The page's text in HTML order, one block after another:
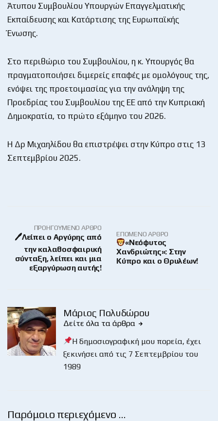
Άτυπου Συμβουλίου Υπουργών Επαγγελματικής
Εκπαίδευσης και Κατάρτισης της Ευρωπαϊκής
Ένωσης.
Στο περιθώριο του Συμβουλίου, η κ. Υπουργός θα
πραγματοποιήσει διμερείς επαφές με ομολόγους της,
ενόψει της προετοιμασίας για την ανάληψη της
Προεδρίας του Συμβουλίου της ΕΕ από την Κυπριακή
Δημοκρατία, το πρώτο εξάμηνο του 2026.
Η Δρ Μιχαηλίδου θα επιστρέψει στην Κύπρο στις 13
Σεπτεμβρίου 2025.
ΠΡΟΗΓΟΎΜΕΝΟ ΆΡΘΡΟ
🖊Λείπει ο Αργύρης από
την καλαθοσφαιρική
σύνταξη, λείπει και μια
εξαργύρωση αυτής!
ΕΠΌΜΕΝΟ ΆΡΘΡΟ
«Νεόφυτος
Χανδριώτης»: Στην
Κύπρο και ο Θρυλέων!
Μάριος Πολυδώρου
Δείτε όλα τα άρθρα
Η δημοσιογραφική μου πορεία, έχει
ξεκινήσει από τις 7 Σεπτεμβρίου του
1989
Παρόμοιο περιεχόμενο …